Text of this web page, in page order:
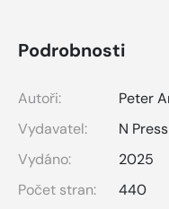
Podrobnosti
Autoři:
Peter
Vydavatel:
N Press
Vydáno:
2025
Počet stran:
440